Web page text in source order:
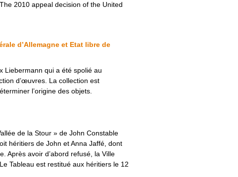
2010 appeal decision of the United
d’Allemagne et Etat libre de
Liebermann qui a été spolié au
d’œuvres. La collection est
l’origine des objets.
de la Stour » de John Constable
héritiers de John et Anna Jaffé, dont
Après avoir d’abord refusé, la Ville
Tableau est restitué aux héritiers le 12